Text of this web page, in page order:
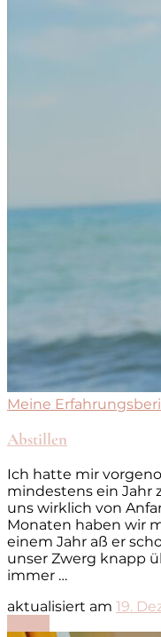
Meine
Abstillen
Ich hatte mir
mindestens ein Jahr
uns wirklich von
Monaten haben wir
einem Jahr aß er
unser Zwerg knapp
immer …
aktualisiert am 19.